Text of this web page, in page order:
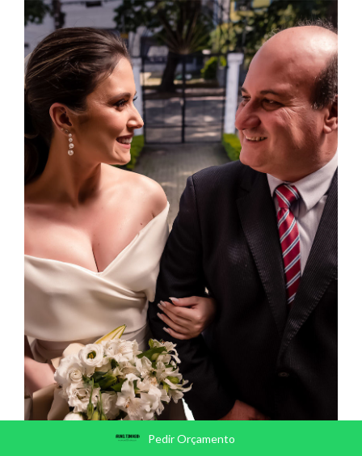
Pedir Orçamento